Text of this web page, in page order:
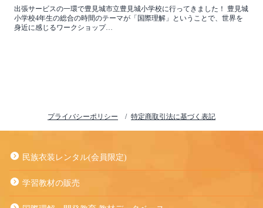
出張サービスの一環で豊見城市立豊見城小学校に行ってきました！ 豊見城
小学校4年生の総合の時間のテーマが「国際理解」ということで、世界を
身近に感じるワークショップ…
プライバシーポリシー 特定商取引法に基づく表記
民族衣装レンタル(会員限定)
学習教材の販売